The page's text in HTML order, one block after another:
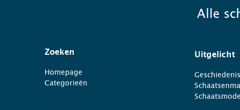
Alle
Zoeken
Homepage
Categorieën
Uitgelicht
Geschiedenis